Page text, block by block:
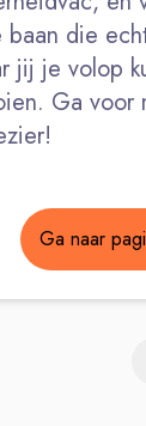
baan die
jij je volop
Ga voor
Ga naar